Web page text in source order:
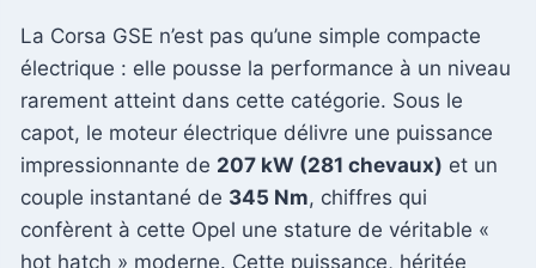
La Corsa GSE n’est pas qu’une simple compacte
électrique : elle pousse la performance à un niveau
rarement atteint dans cette catégorie. Sous le
capot, le moteur électrique délivre une puissance
impressionnante de 207 kW (281 chevaux) et un
couple instantané de 345 Nm, chiffres qui
confèrent à cette Opel une stature de véritable «
hot hatch » moderne. Cette puissance, héritée